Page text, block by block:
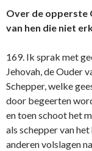
Over de opperste
van hen die niet
169. Ik sprak met
Jehovah, de Ouder
Schepper, welke
door begeerten
en toen schoot het
als schepper van
anderen volslagen